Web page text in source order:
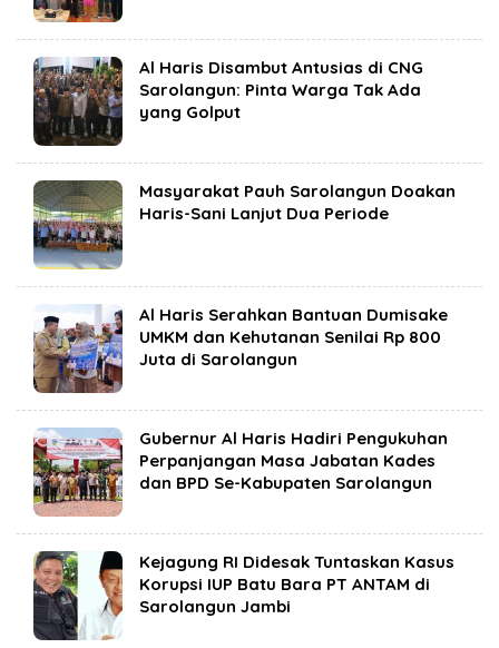
Al Haris Disambut Antusias di CNG
Sarolangun: Pinta Warga Tak Ada
yang Golput
Masyarakat Pauh Sarolangun Doakan
Haris-Sani Lanjut Dua Periode
Al Haris Serahkan Bantuan Dumisake
UMKM dan Kehutanan Senilai Rp 800
Juta di Sarolangun
Gubernur Al Haris Hadiri Pengukuhan
Perpanjangan Masa Jabatan Kades
dan BPD Se-Kabupaten Sarolangun
Kejagung RI Didesak Tuntaskan Kasus
Korupsi IUP Batu Bara PT ANTAM di
Sarolangun Jambi